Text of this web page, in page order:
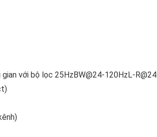
với bộ lọc 25HzBW@24-120HzL-R@24